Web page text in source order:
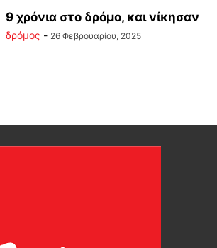
9 χρόνια στο δρόμο, και νίκησαν
δρόμος - 26 Φεβρουαρίου, 2025